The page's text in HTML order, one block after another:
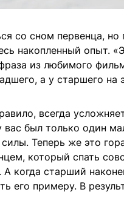
со сном первенца,
накопленный опыт.
из любимого
а у старшего на
всегда
вас был только один
Теперь же это
который спать
когда старший
его примеру. В